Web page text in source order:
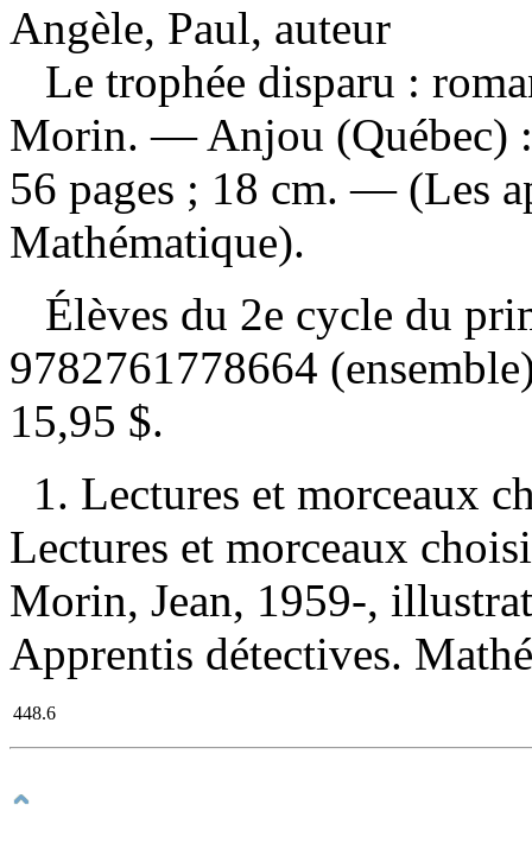
Angèle, Paul, auteur
Le trophée disparu :
Morin. — Anjou (Québec)
56 pages ; 18 cm. — (Les
Mathématique).
Élèves du 2e cycle du
9782761778664
15,95 $.
1. Lectures et morceaux
Lectures et morceaux
Morin, Jean, 1959-,
Apprentis détectives.
448.6